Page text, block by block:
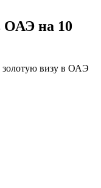
ОАЭ на 10
золотую визу в ОАЭ